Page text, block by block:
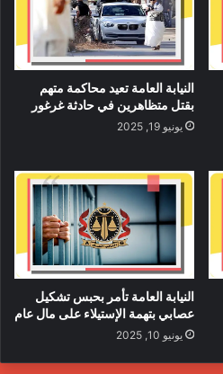
النيابة العامة تعيد محاكمة متهم
بقتل متظاهرين في حادثة غرغور
يونيو 19, 2025
النيابة العامة تأمر بحبس تشكيل
عصابي بتهمة الإستيلاء على مال عام
يونيو 10, 2025